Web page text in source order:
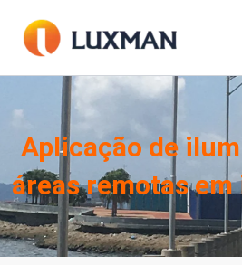
para
conteúdo
Aplicação de
áreas remotas